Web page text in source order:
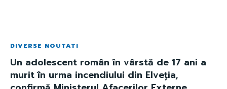
DIVERSE NOUTATI
Un adolescent român în vârstă de 17 ani a
murit în urma incendiului din Elveția,